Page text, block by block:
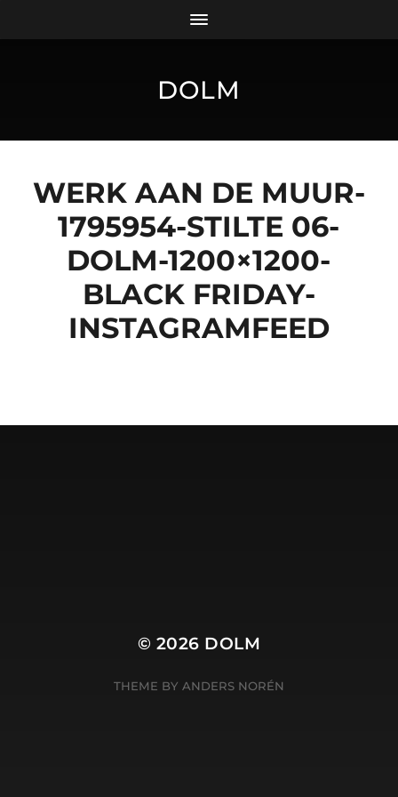
DOLM
WERK AAN DE MUUR-
1795954-STILTE 06-
DOLM-1200×1200-
BLACK FRIDAY-
INSTAGRAMFEED
© 2026 DOLM
THEME BY ANDERS NORÉN